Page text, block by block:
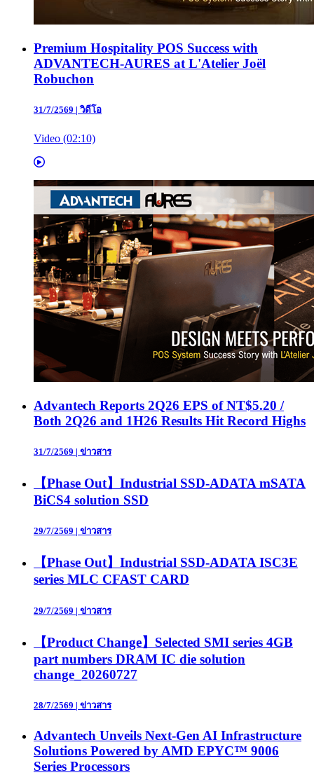
Premium Hospitality POS Success with
ADVANTECH-AURES at L'Atelier Joël
Robuchon
31/7/2569 |วิดีโอ
Video (02:10)
Advantech Reports 2Q26 EPS of NT$5.20 /
Both 2Q26 and 1H26 Results Hit Record Highs
31/7/2569 | ข่าวสาร
【Phase Out】Industrial SSD-ADATA mSATA
BiCS4 solution SSD
29/7/2569 | ข่าวสาร
【Phase Out】Industrial SSD-ADATA ISC3E
series MLC CFAST CARD
29/7/2569 | ข่าวสาร
【Product Change】Selected SMI series 4GB
part numbers DRAM IC die solution
change_20260727
28/7/2569 | ข่าวสาร
Advantech Unveils Next-Gen AI Infrastructure
Solutions Powered by AMD EPYC™ 9006
Series Processors